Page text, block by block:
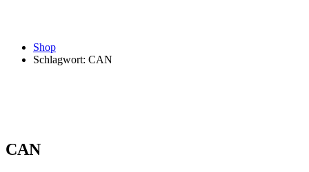
Shop
Schlagwort: CAN
CAN